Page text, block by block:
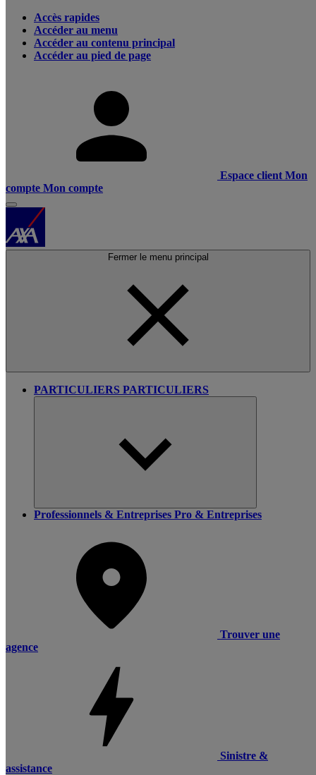
Accès rapides
Accéder au menu
Accéder au contenu principal
Accéder au pied de page
Espace client Mon
compte Mon compte
Fermer le menu principal
PARTICULIERS PARTICULIERS
Professionnels & Entreprises Pro & Entreprises
Trouver une
agence
Sinistre &
assistance